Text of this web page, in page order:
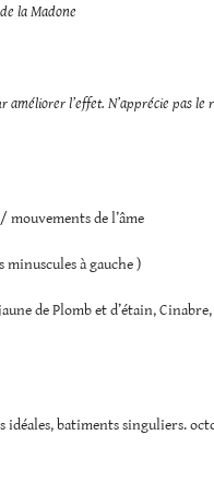
la Madone
l’effet. N’apprécie pas le
mouvements de l’âme
minuscules à gauche )
de Plomb et d’étain, Cinabre,
batiments singuliers.